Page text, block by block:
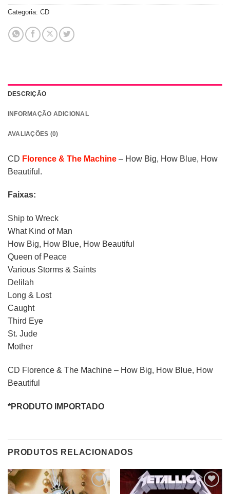
Categoria: CD
DESCRIÇÃO
INFORMAÇÃO ADICIONAL
AVALIAÇÕES (0)
CD Florence & The Machine – How Big, How Blue, How
Beautiful.
Faixas:
Ship to Wreck
What Kind of Man
How Big, How Blue, How Beautiful
Queen of Peace
Various Storms & Saints
Delilah
Long & Lost
Caught
Third Eye
St. Jude
Mother
CD Florence & The Machine – How Big, How Blue, How
Beautiful
*PRODUTO IMPORTADO
PRODUTOS RELACIONADOS